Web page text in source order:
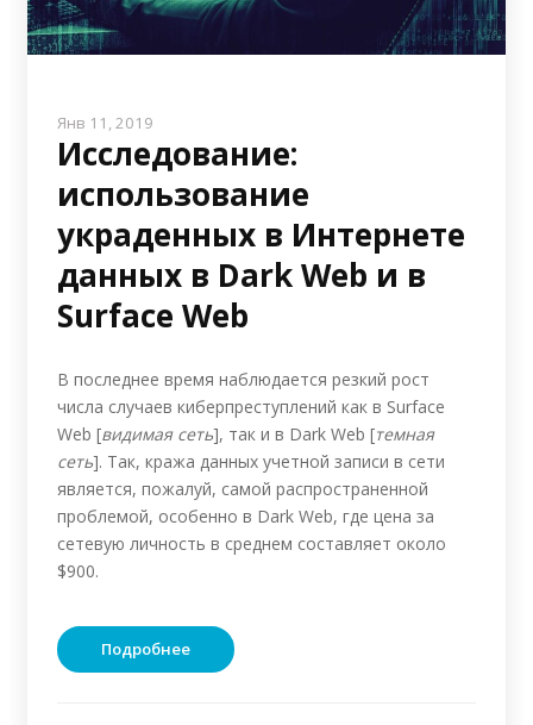
Янв 11, 2019
Исследование:
использование
украденных в Интернете
данных в Dark Web и в
Surface Web
В последнее время наблюдается резкий рост
числа случаев киберпреступлений как в Surface
Web [видимая сеть], так и в Dark Web [темная
сеть]. Так, кража данных учетной записи в сети
является, пожалуй, самой распространенной
проблемой, особенно в Dark Web, где цена за
сетевую личность в среднем составляет около
$900.
Подробнее